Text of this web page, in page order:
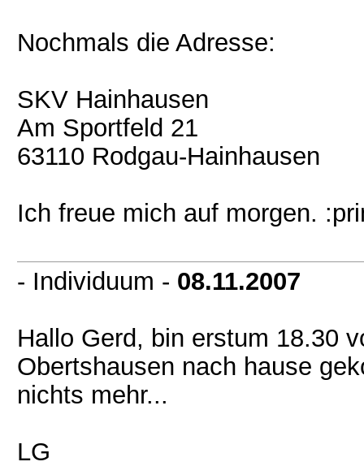
Nochmals die Adresse:
SKV Hainhausen
Am Sportfeld 21
63110 Rodgau-Hainhausen
Ich freue mich auf morgen.
- Individuum - 08.11.2007
Hallo Gerd, bin erstum 18.30
Obertshausen nach hause
nichts mehr...
LG